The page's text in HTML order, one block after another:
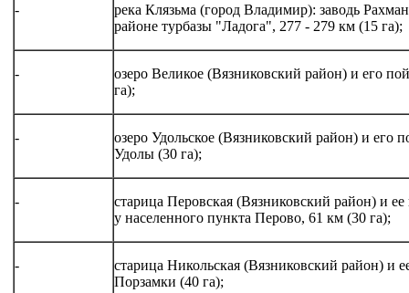
-
река Клязьма (город Владимир): заводь
районе турбазы "Ладога", 277 - 279 км (15 га);
-
озеро Великое (Вязниковский район) и его
га);
-
озеро Удольское (Вязниковский район) и его
Удолы (30 га);
-
старица Перовская (Вязниковский район) и
у населенного пункта Перово, 61 км (30 га);
-
старица Никольская (Вязниковский район) и
Порзамки (40 га);